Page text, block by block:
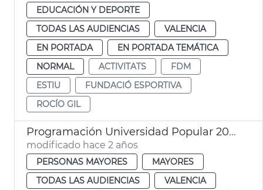
EDUCACIÓN Y DEPORTE
TODAS LAS AUDIENCIAS
VALENCIA
EN PORTADA
EN PORTADA TEMÁTICA
NORMAL
ACTIVITATS
FDM
ESTIU
FUNDACIÓ ESPORTIVA
ROCÍO GIL
Programación Universidad Popular 2024
modificado hace 2 años
PERSONAS MAYORES
MAYORES
TODAS LAS AUDIENCIAS
VALENCIA